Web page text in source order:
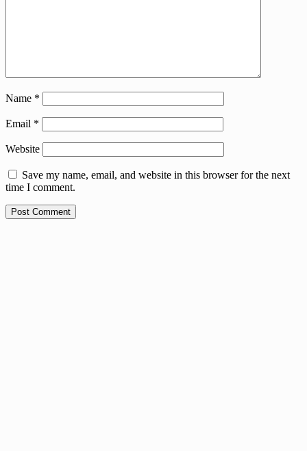
Name *
Email *
Website
Save my name, email, and website in this browser for the next
time I comment.